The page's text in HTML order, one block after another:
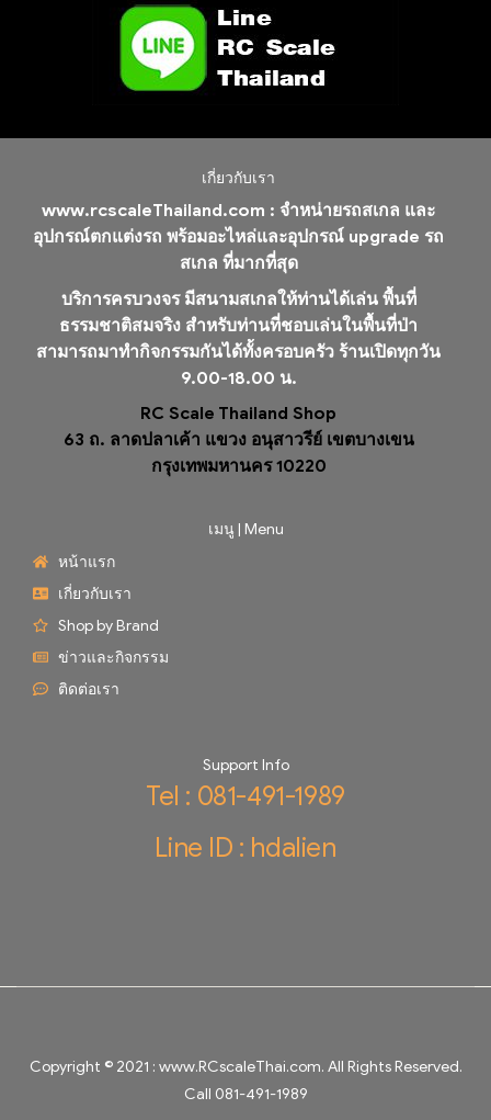
เกี่ยวกับเรา
www.rcscaleThailand.com : จำหน่ายรถสเกล และ
อุปกรณ์ตกแต่งรถ พร้อมอะไหล่และอุปกรณ์ upgrade รถ
สเกล ที่มากที่สุด
บริการครบวงจร มีสนามสเกลให้ท่านได้เล่น พื้นที่
ธรรมชาติสมจริง สำหรับท่านที่ชอบเล่นในพื้นที่ป่า
สามารถมาทำกิจกรรมกันได้ทั้งครอบครัว ร้านเปิดทุกวัน
9.00-18.00 น.
RC Scale Thailand Shop
63 ถ. ลาดปลาเค้า แขวง อนุสาวรีย์ เขตบางเขน
กรุงเทพมหานคร 10220
เมนู | Menu
หน้าแรก
เกี่ยวกับเรา
Shop by Brand
ข่าวและกิจกรรม
ติดต่อเรา
Support Info
Tel : 081-491-1989
Line ID : hdalien
Copyright © 2021 : www.RCscaleThai.com. All Rights Reserved.
Call 081-491-1989